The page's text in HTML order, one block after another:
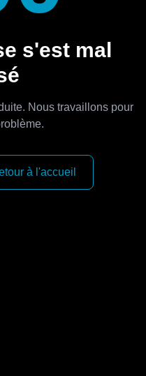
s'est mal
Nous travaillons pour
à l'accueil